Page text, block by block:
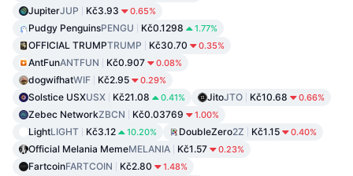
JupiterJUP Kč3.93 0.65%
Pudgy PenguinsPENGU Kč0.1298 1.77%
OFFICIAL TRUMPTRUMP Kč30.70 0.35%
AntFunANTFUN Kč0.907 0.08%
dogwifhatWIF Kč2.95 0.29%
Solstice USXUSX Kč21.08 0.41% JitoJTO Kč10.68 0.66%
Zebec NetworkZBCN Kč0.03769 1.00%
LightLIGHT Kč3.12 10.20% DoubleZero2Z Kč1.15 0.40%
Official Melania MemeMELANIA Kč1.57 0.23%
FartcoinFARTCOIN Kč2.80 1.48%